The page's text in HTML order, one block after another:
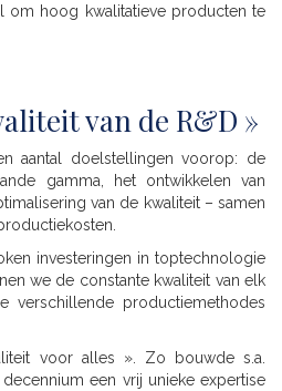
om hoog kwalitatieve producten te
van de R&D »
aantal doelstellingen voorop: de
gamma, het ontwikkelen van
van de kwaliteit – samen
investeringen in toptechnologie
we de constante kwaliteit van elk
verschillende productiemethodes
voor alles ». Zo bouwde s.a.
een vrij unieke expertise